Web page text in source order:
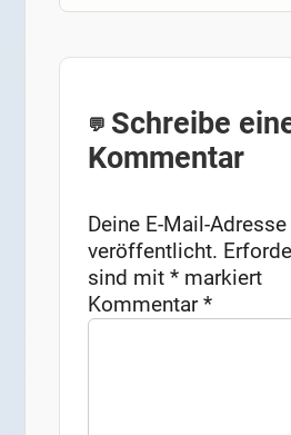
Schreibe
Kommentar
Deine E-Mail-
veröffentlicht.
sind mit* markiert
Kommentar*